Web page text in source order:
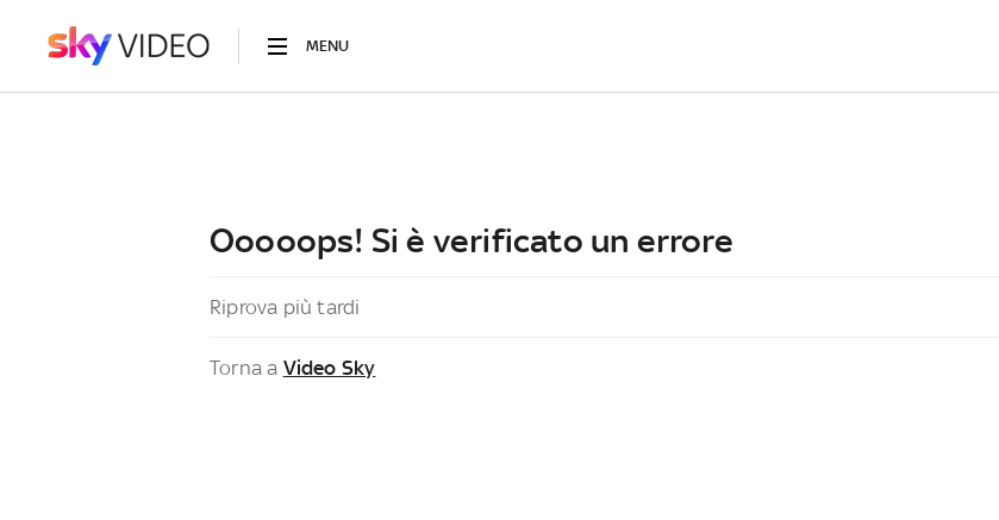
MENU
Ooooops! Si è verificato un errore
Riprova più tardi
Torna a Video Sky